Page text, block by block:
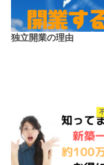
独立開業の理由